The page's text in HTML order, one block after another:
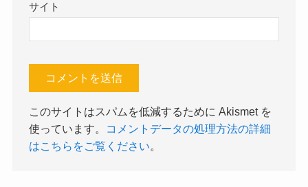
サイト
このサイトはスパムを低減するために Akismet を
使っています。
コメントデータの処理方法の詳細
はこちらをご覧ください。